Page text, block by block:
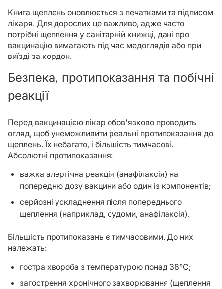
Книга щеплень оновлюється з печатками та підписом
лікаря. Для дорослих це важливо, адже часто
потрібні щеплення у санітарній книжці, дані про
вакцинацію вимагають під час медоглядів або при
виїзді за кордон.
Безпека, протипоказання та побічні
реакції
Перед вакцинацією лікар обов'язково проводить
огляд, щоб унеможливити реальні протипоказання до
щеплень. Їх небагато, і більшість тимчасові.
Абсолютні протипоказання:
важка алергічна реакція (анафілаксія) на
попередню дозу вакцини або один із компонентів;
серйозні ускладнення після попереднього
щеплення (наприклад, судоми, анафілаксія).
Більшість протипоказань є тимчасовими. До них
належать:
гостра хвороба з температурою понад 38°C;
загострення хронічного захворювання (щеплення